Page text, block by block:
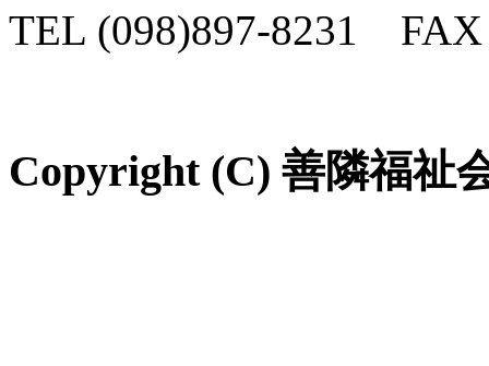
TEL (098)897-8231 FAX
Copyright (C) 善隣福祉